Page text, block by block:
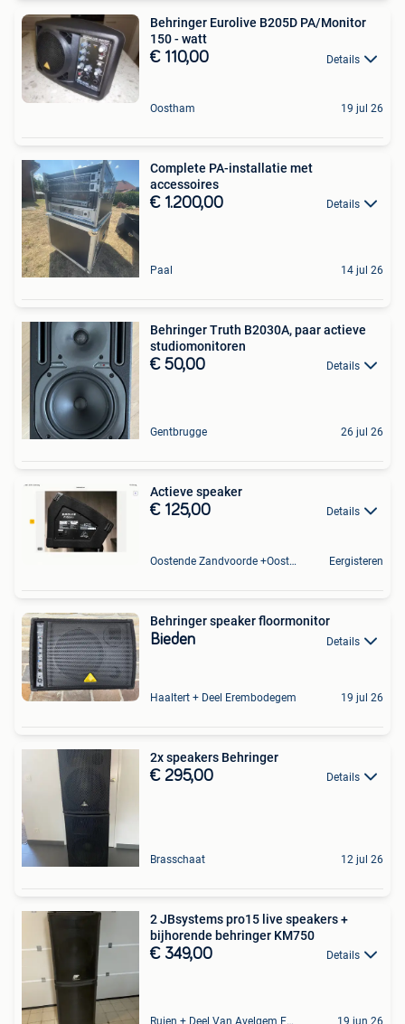
Behringer Eurolive B205D PA/Monitor
150 - watt
€ 110,00 Details
Oostham 19 jul 26
Complete PA-installatie met
accessoires
€ 1.200,00 Details
Paal 14 jul 26
Behringer Truth B2030A, paar actieve
studiomonitoren
€ 50,00 Details
Gentbrugge 26 jul 26
Actieve speaker
€ 125,00 Details
Oostende Zandvoorde +Oostende Eergisteren
Behringer speaker floormonitor
Bieden Details
Haaltert + Deel Erembodegem 19 jul 26
2x speakers Behringer
€ 295,00 Details
Brasschaat 12 jul 26
2 JBsystems pro15 live speakers +
bijhorende behringer KM750
€ 349,00 Details
Ruien + Deel Van Avelgem En Waarmaarde 19 jun 26